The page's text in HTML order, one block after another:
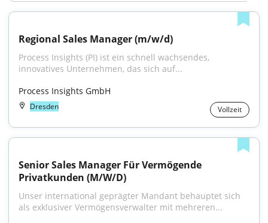
Regional Sales Manager (m/w/d)
Process Insights (PI) ist ein schnell wachsendes,
innovatives Unternehmen, das sich auf...
Process Insights GmbH
Dresden Vollzeit
Senior Sales Manager Für Vermögende
Privatkunden (M/W/D)
Unser international geprägter Mandant behauptet sich
als exklusiver Vermögensverwalter mit mehreren...